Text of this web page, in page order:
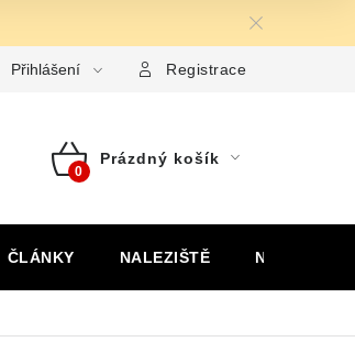
reklamace Formulář pro odstoupení
Přihlášení Registrace
Nákupní
Prázdný košík
ČLÁNKY NALEZIŠTĚ NÁŠ PŘÍBĚH